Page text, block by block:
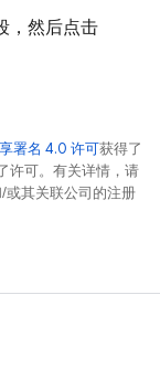
，然后点击
署名 4.0 许可获得了
许可。有关详情，请
其关联公司的注册